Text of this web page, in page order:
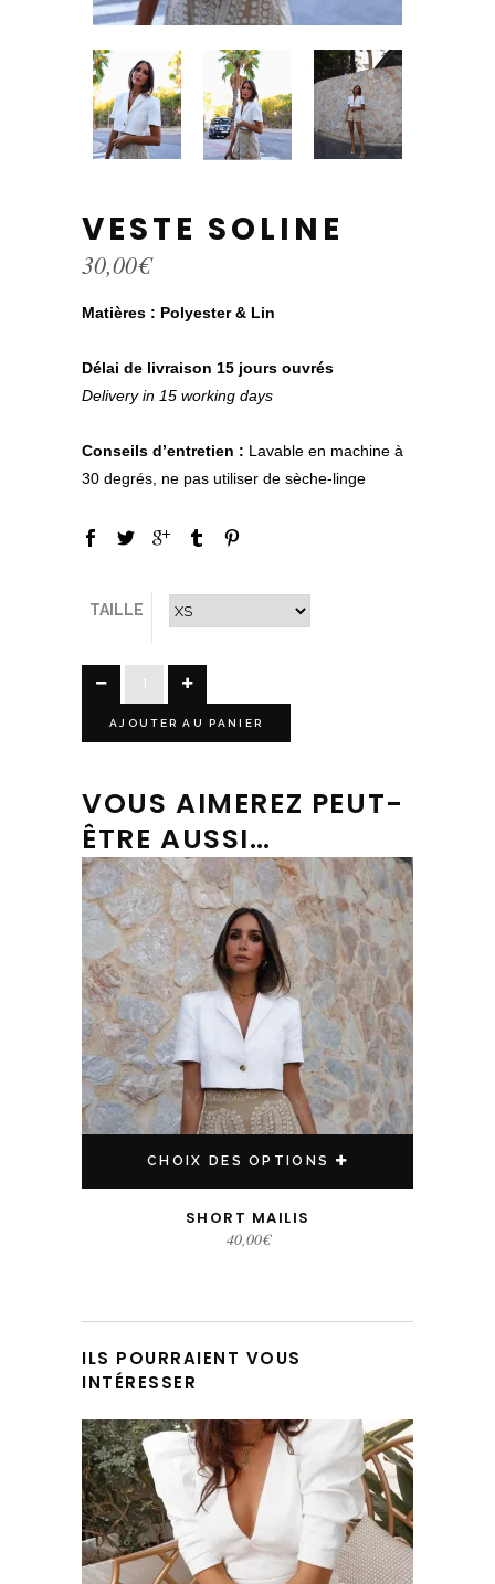
VESTE SOLINE
30,00€
Matières : Polyester & Lin
Délai de livraison 15 jours ouvrés
Delivery in 15 working days
Conseils d’entretien : Lavable en machine à
30 degrés, ne pas utiliser de sèche-linge
TAILLE
AJOUTER AU PANIER
VOUS AIMEREZ PEUT-
ÊTRE AUSSI…
CHOIX DES OPTIONS
Ce produit a plusieurs variations. Les options peuvent être choisies sur la page du produit
SHORT MAILIS
40,00€
ILS POURRAIENT VOUS
INTÉRESSER
Ce produit a plusieurs variations. Les options peuvent être choisies sur la page du produit